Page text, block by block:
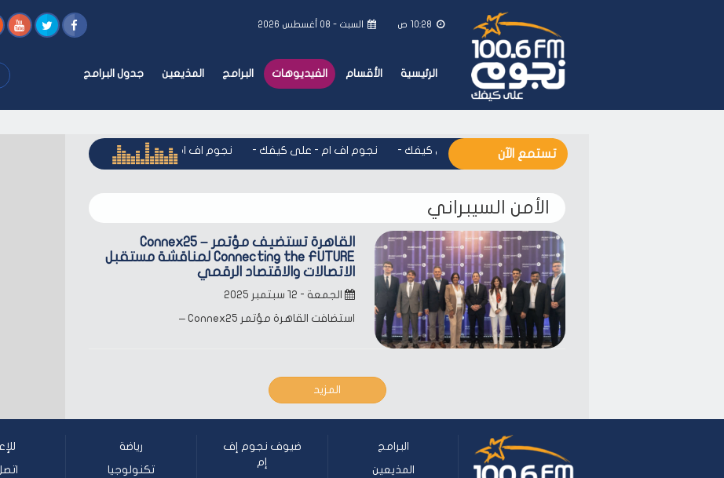
10:28 ص السبت - ٠٨ أغسطس ٢٠٢٦
الرئيسية الأقسام الفيديوهات البرامج المذيعين جدول البرامج
تستمع الآن -نجوم اف ام - على كيفك -نجوم اف ام - على كيفك -نجوم اف ام - على كيفك نجوم اف ام - على
الأمن السيبراني
القاهرة تستضيف مؤتمر Connex25 –
Connecting the FUTURE لمناقشة مستقبل
الاتصالات والاقتصاد الرقمي
الجمعة - ١٢ سبتمبر ٢٠٢٥
استضافت القاهرة مؤتمر Connex25 –
المزيد
البرامج
المذيعين
ضيوف نجوم إف
إم
رياضة
تكنولوجيا